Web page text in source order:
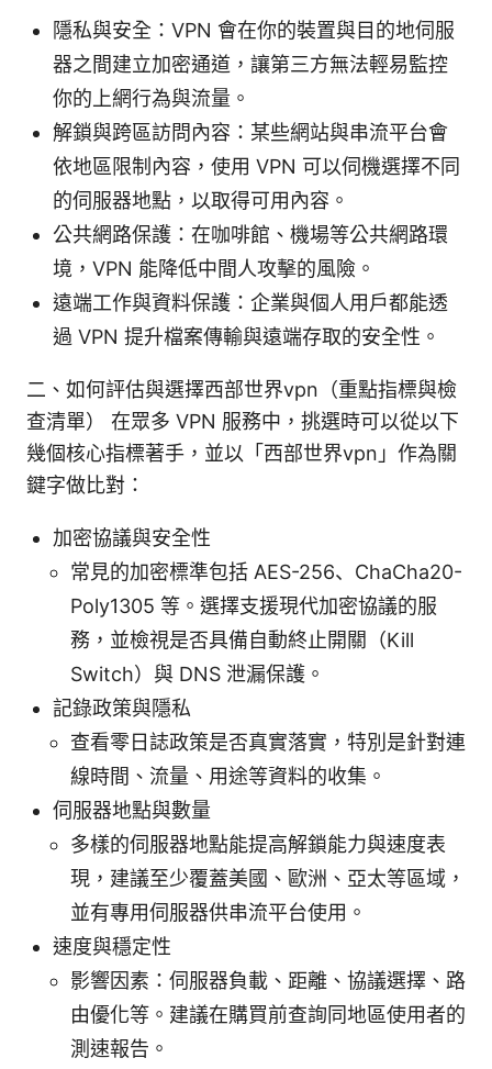
隱私與安全：VPN 會在你的裝置與目的地伺服
器之間建立加密通道，讓第三方無法輕易監控
你的上網行為與流量。
解鎖與跨區訪問內容：某些網站與串流平台會
依地區限制內容，使用 VPN 可以伺機選擇不同
的伺服器地點，以取得可用內容。
公共網路保護：在咖啡館、機場等公共網路環
境，VPN 能降低中間人攻擊的風險。
遠端工作與資料保護：企業與個人用戶都能透
過 VPN 提升檔案傳輸與遠端存取的安全性。
二、如何評估與選擇西部世界vpn（重點指標與檢
查清單） 在眾多 VPN 服務中，挑選時可以從以下
幾個核心指標著手，並以「西部世界vpn」作為關
鍵字做比對：
加密協議與安全性
常見的加密標準包括 AES-256、ChaCha20-
Poly1305 等。選擇支援現代加密協議的服
務，並檢視是否具備自動終止開關（Kill
Switch）與 DNS 泄漏保護。
記錄政策與隱私
查看零日誌政策是否真實落實，特別是針對連
線時間、流量、用途等資料的收集。
伺服器地點與數量
多樣的伺服器地點能提高解鎖能力與速度表
現，建議至少覆蓋美國、歐洲、亞太等區域，
並有專用伺服器供串流平台使用。
速度與穩定性
影響因素：伺服器負載、距離、協議選擇、路
由優化等。建議在購買前查詢同地區使用者的
測速報告。